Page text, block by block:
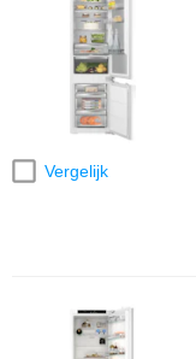
Vergelijk